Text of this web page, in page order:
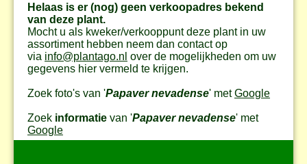
Helaas is er (nog) geen verkoopadres bekend
van deze plant.
Mocht u als kweker/verkooppunt deze plant in uw
assortiment hebben neem dan contact op
via info@plantago.nl over de mogelijkheden om uw
gegevens hier vermeld te krijgen.
Zoek foto's van 'Papaver nevadense' metGoogle
Zoek informatie van 'Papaver nevadense' met
Google